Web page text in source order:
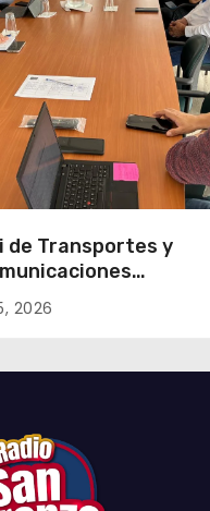
de Transportes y
primera mesa de
para el retiro de
2026